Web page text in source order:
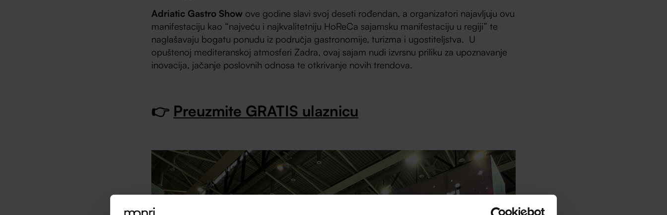
Adriatic Gastro Show ove godine slavi svoj deseti rođendan, a organizatori najavljuju ovu
manifestaciju kao “najveću i najkvalitetniju HoReCa sajamsku manifestaciju u regiji” te
naglašavaju bogatu ponudu iz područja gastronomije, turizma i ugostiteljstva. U
opuštenoj mediteranskoj atmosferi Zadra, ovaj sajam nudi izvrsnu priliku za upoznavanje
inovacija, jačanje poslovnih odnosa te otkrivanje novih trendova.
👉 Preuzmite GRATIS ulaznicu